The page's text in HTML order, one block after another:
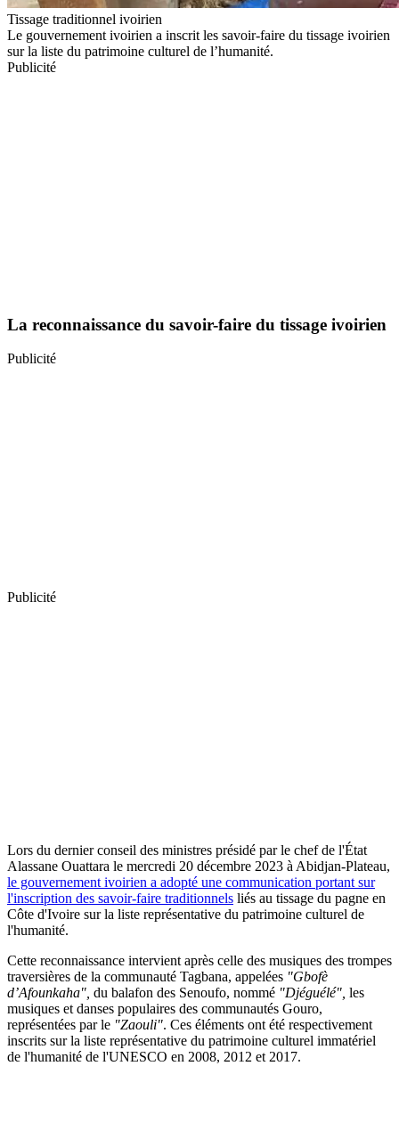
Tissage traditionnel ivoirien
Le gouvernement ivoirien a inscrit les savoir-faire du tissage ivoirien
sur la liste du patrimoine culturel de l’humanité.
Publicité
La reconnaissance du savoir-faire du tissage ivoirien
Publicité
Publicité
Lors du dernier conseil des ministres présidé par le chef de l'État
Alassane Ouattara le mercredi 20 décembre 2023 à Abidjan-Plateau,
le gouvernement ivoirien a adopté une communication portant sur
l'inscription des savoir-faire traditionnels liés au tissage du pagne en
Côte d'Ivoire sur la liste représentative du patrimoine culturel de
l'humanité.
Cette reconnaissance intervient après celle des musiques des trompes
traversières de la communauté Tagbana, appelées "Gbofè
d’Afounkaha", du balafon des Senoufo, nommé "Djéguélé", les
musiques et danses populaires des communautés Gouro,
représentées par le "Zaouli". Ces éléments ont été respectivement
inscrits sur la liste représentative du patrimoine culturel immatériel
de l'humanité de l'UNESCO en 2008, 2012 et 2017.